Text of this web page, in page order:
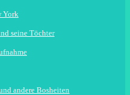
York
seine Töchter
andere Bosheiten